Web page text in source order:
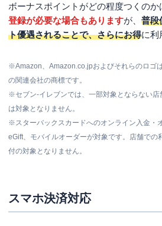
ボーナスポイントがどの程度つくのか
登録が必要な場合もありますが、 普段
ト優遇されることで、さらにお得に利
※Amazon、Amazon.co.jpおよびそれらのロゴ
の関連会社の商標です。
※セブン‐イレブンでは、一部対象とならない
は対象となりません。
※スターバックスカードへのオンライン入金・
eGift、モバイルオーダーが対象です。店舗での
付の対象となりません。
スマホ決済対応